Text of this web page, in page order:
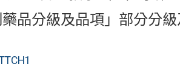
品分級及品項」部分分級